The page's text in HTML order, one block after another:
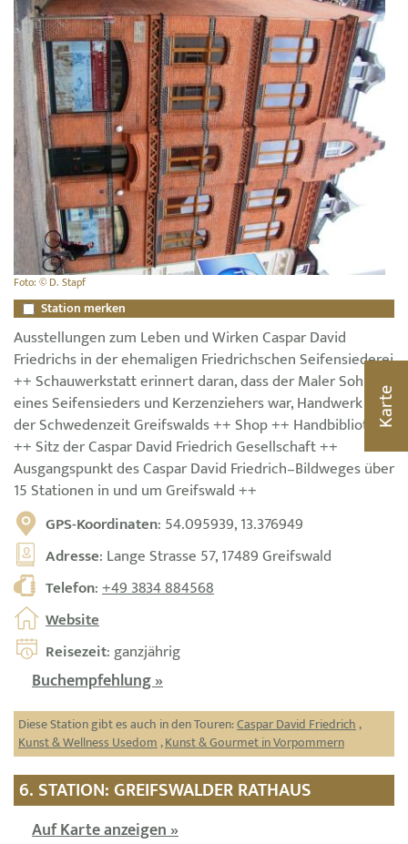
Foto: © D. Stapf
Station merken
Ausstellungen zum Leben und Wirken Caspar David
Friedrichs in der ehemaligen Friedrichschen Seifensiederei
++ Schauwerkstatt erinnert daran, dass der Maler Sohn
eines Seifensieders und Kerzenziehers war, Handwerk in
der Schwedenzeit Greifswalds ++ Shop ++ Handbibliothek
++ Sitz der Caspar David Friedrich Gesellschaft ++
Ausgangspunkt des Caspar David Friedrich–Bildweges über
15 Stationen in und um Greifswald ++
GPS-Koordinaten: 54.095939, 13.376949
Adresse: Lange Strasse 57, 17489 Greifswald
Telefon:+49 3834 884568
Website
Reisezeit: ganzjährig
Buchempfehlung »
Diese Station gibt es auch in den Touren:Caspar David Friedrich,
Kunst & Wellness Usedom,Kunst & Gourmet in Vorpommern
6. STATION: GREIFSWALDER RATHAUS
Auf Karte anzeigen »
Karte